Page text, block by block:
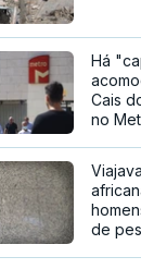
Há
Cais
no
de